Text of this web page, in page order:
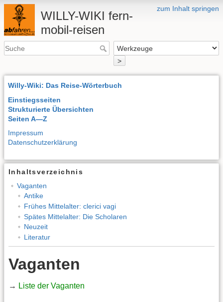
zum Inhalt springen
WILLY-WIKI fern-
mobil-reisen
>
Willy-Wiki: Das Reise-Wörterbuch
Einstiegsseiten
Strukturierte Übersichten
Seiten A—Z
Impressum
Datenschutzerklärung
Inhaltsverzeichnis
Vaganten
Antike
Frühes Mittelalter: clerici vagi
Spätes Mittelalter: Die Scholaren
Neuzeit
Literatur
Vaganten
→ Liste der Vaganten